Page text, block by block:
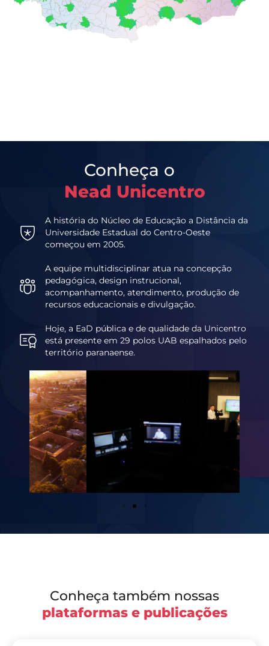
Conheça o
Nead Unicentro
A história do Núcleo de Educação a Distância da
Universidade Estadual do Centro-Oeste
começou em 2005.
A equipe multidisciplinar atua na concepção
pedagógica, design instrucional,
acompanhamento, atendimento, produção de
recursos educacionais e divulgação.
Hoje, a EaD pública e de qualidade da Unicentro
está presente em 29 polos UAB espalhados pelo
território paranaense.
Conheça também nossas
plataformas e publicações